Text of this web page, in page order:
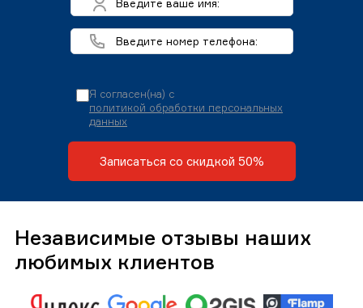
Я согласен(на) с
политикой обработки персональных
данных
Записаться со скидкой 50%
Независимые отзывы наших
любимых клиентов